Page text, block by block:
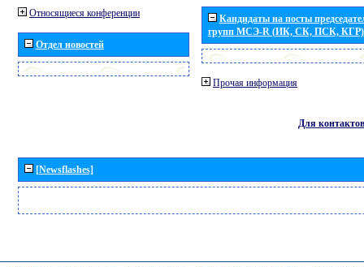
Относящиеся конференции
Отдел новостей
Кандидаты на посты
групп МСЭ-R (ИК, СК, ПСК, КГР)
Прочая информация
Для контактов
[Newsflashes]